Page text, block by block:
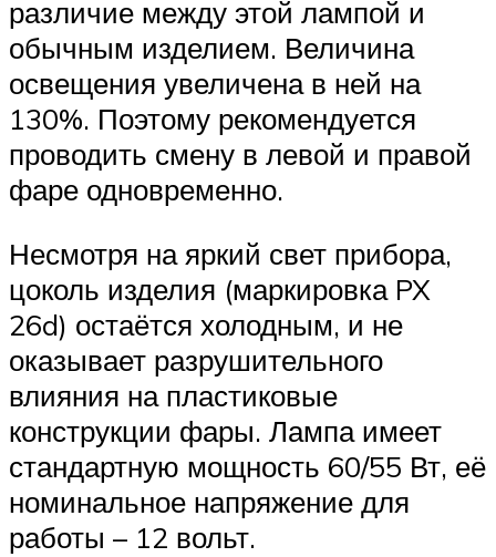
различие между этой лампой и
обычным изделием. Величина
освещения увеличена в ней на
130%. Поэтому рекомендуется
проводить смену в левой и правой
фаре одновременно.
Несмотря на яркий свет прибора,
цоколь изделия (маркировка PX
26d) остаётся холодным, и не
оказывает разрушительного
влияния на пластиковые
конструкции фары. Лампа имеет
стандартную мощность 60/55 Вт, её
номинальное напряжение для
работы – 12 вольт.